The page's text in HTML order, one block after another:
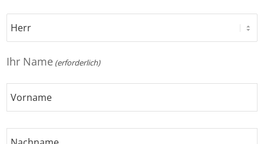
Ihr Name (erforderlich)